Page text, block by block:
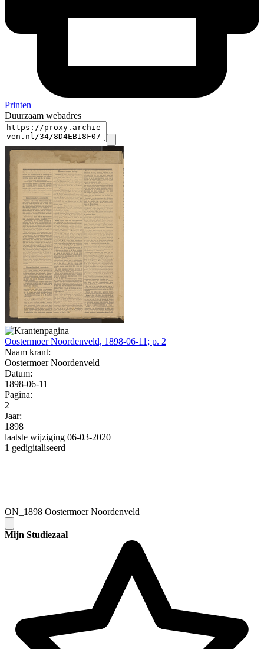
Printen
Duurzaam webadres
Oostermoer Noordenveld, 1898-06-11; p. 2
Naam krant:
Oostermoer Noordenveld
Datum:
1898-06-11
Pagina:
2
Jaar:
1898
laatste wijziging 06-03-2020
1 gedigitaliseerd
ON_1898 Oostermoer Noordenveld
Mijn Studiezaal